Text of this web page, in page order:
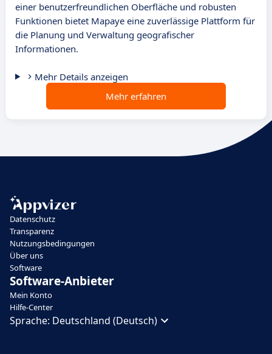
einer benutzerfreundlichen Oberfläche und robusten
Funktionen bietet Mapaye eine zuverlässige Plattform für
die Planung und Verwaltung geografischer
Informationen.
Mehr Details anzeigen
Mehr erfahren
Datenschutz
Transparenz
Nutzungsbedingungen
Über uns
Software
Software-Anbieter
Mein Konto
Hilfe-Center
Sprache: Deutschland (Deutsch)